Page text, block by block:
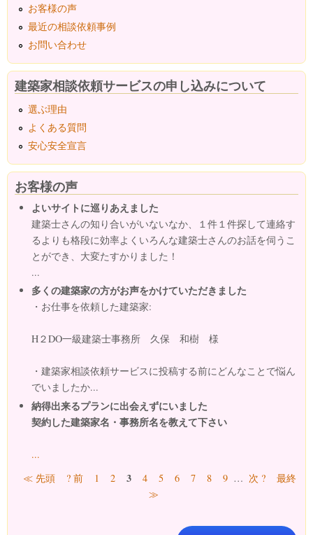
お客様の声
最近の相談依頼事例
お問い合わせ
建築家相談依頼サービスの申し込みについて
選ぶ理由
よくある質問
安心安全宣言
お客様の声
よいサイトに巡りあえました
建築士さんの知り合いがいないなか、１件１件探して連絡す
るよりも格段に効率よくいろんな建築士さんのお話を伺うこ
とができ、大変たすかりました！
...
多くの建築家の方がお声をかけていただきました
・お仕事を依頼した建築家:
H２DO一級建築士事務所 久保 和樹 様
・建築家相談依頼サービスに投稿する前にどんなことで悩ん
でいましたか...
納得出来るプランに出会えずにいました
契約した建築家名・事務所名を教えて下さい
...
ページ
≪ 先頭 ? 前 1 2 3 4 5 6 7 8 9 … 次 ?
最終
≫